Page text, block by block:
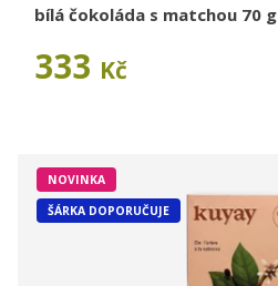
bílá čokoláda s matchou 70 g
333 Kč
NOVINKA
ŠÁRKA DOPORUČUJE